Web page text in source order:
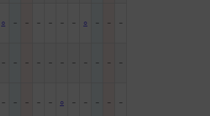
○ － － － － － － ○ － － －
－ － － － － － － － － － －
－ － － － － ○ － － － － －